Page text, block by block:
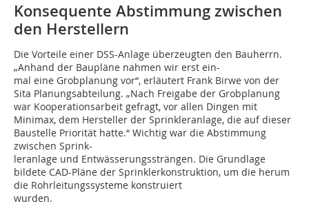
Konsequente Abstimmung zwischen
den Herstellern
Die Vorteile einer DSS-Anlage überzeugten den Bauherrn.
„Anhand der Baupläne nahmen wir erst ein-
mal eine Grobplanung vor“, erläutert Frank Birwe von der
Sita Planungsabteilung. „Nach Freigabe der Grobplanung
war Kooperationsarbeit gefragt, vor allen Dingen mit
Minimax, dem Hersteller der Sprinkleranlage, die auf dieser
Baustelle Priorität hatte.“ Wichtig war die Abstimmung
zwischen Sprink-
leranlage und Entwässerungssträngen. Die Grundlage
bildete CAD-Pläne der Sprinklerkonstruktion, um die herum
die Rohrleitungssysteme konstruiert
wurden.